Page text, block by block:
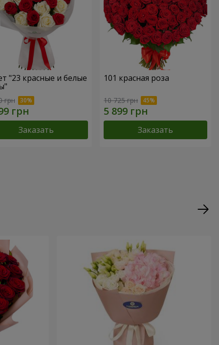
"23 красные и белые
грн
Заказать
101 красная роза
10 725 грн
Заказать